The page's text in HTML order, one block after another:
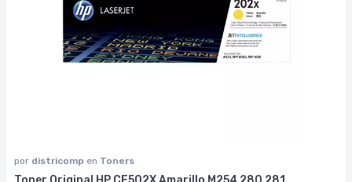
por districomp en Toners